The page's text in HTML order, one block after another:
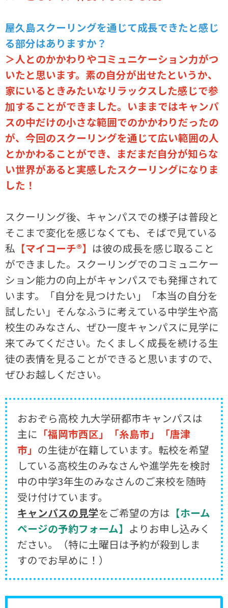
屋久島スクーリングを通じて成長できたと感じ
る部分はありますか？
＞人とのかかわりやコミュニケーション力がつ
いたと思います。素の自分が出せたというか、
家にいるときみたいなリラックスした感じで参
加することができました。いままではキャンパ
スの中だけの小さな範囲でのかかわりだったの
が、今回のスクーリングを通じて広い範囲の人
とかかわることができ、まだまだ自分が知らな
い世界があると実感したスクーリングになりま
した！
スクーリング後、キャンパスでの様子は普段と
そこまで変化を感じなくても、そばで見ている
私 【マイコーチ®】 は彼の成長を感じ取ること
ができました。スクーリングでのコミュニケー
ション能力の向上がキャンパスでも発揮されて
います。「自分を見つけたい」「本当の自分を
試したい」そんなふうに考えている中学生や高
校生のみなさん、ぜひ一度キャンパスに見学に
来てみてください。たくましく成長を続ける生
徒の表情を見ることができると思いますので、
ぜひお越しください。
おおぞら高校 九大学研都市キャンパスは
主に 「福岡市西区」「糸島市」「唐津
市」 の生徒が在籍しています。転校を希望
している高校生のみなさんや進学先を検討
中の中学3年生のみなさんのご来校を随時
受け付けています。
キャンパスの見学をご希望の方は 【ホーム
ページの予約フォーム】 よりお申し込みく
ださい。（特に土曜日は予約が殺到しま
すのでお早めに！）